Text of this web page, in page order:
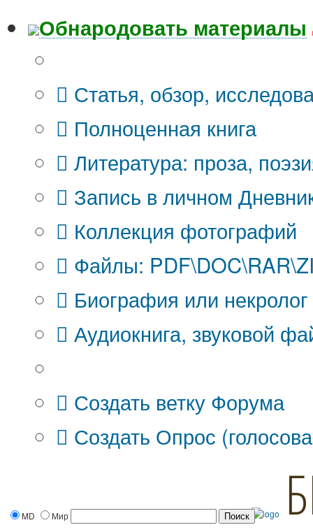
Обнародовать материалы
Статья, обзор,
Полноценная книга
Литература: проза,
Запись в личном
Коллекция фотографий
Файлы:
Биография или некролог
Аудиокнига, звуковой
Создать ветку Форума
Создать Опрос
MD Мир